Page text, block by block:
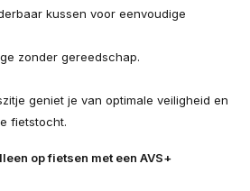
kussen voor eenvoudige
zonder gereedschap.
geniet je van optimale veiligheid en
fietstocht.
op fietsen met een AVS+